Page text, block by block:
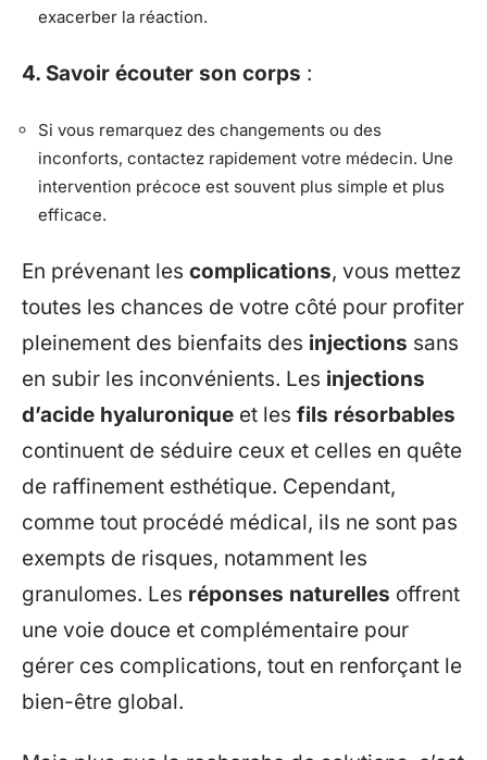
exacerber la réaction.
4. Savoir écouter son corps :
Si vous remarquez des changements ou des
inconforts, contactez rapidement votre médecin. Une
intervention précoce est souvent plus simple et plus
efficace.
En prévenant les complications, vous mettez
toutes les chances de votre côté pour profiter
pleinement des bienfaits des injections sans
en subir les inconvénients. Les injections
d’acide hyaluronique et les fils résorbables
continuent de séduire ceux et celles en quête
de raffinement esthétique. Cependant,
comme tout procédé médical, ils ne sont pas
exempts de risques, notamment les
granulomes. Les réponses naturelles offrent
une voie douce et complémentaire pour
gérer ces complications, tout en renforçant le
bien-être global.